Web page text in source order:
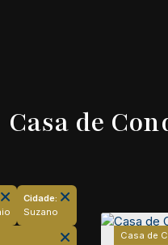
Casa de
Cidade:
Suzano
Casa de